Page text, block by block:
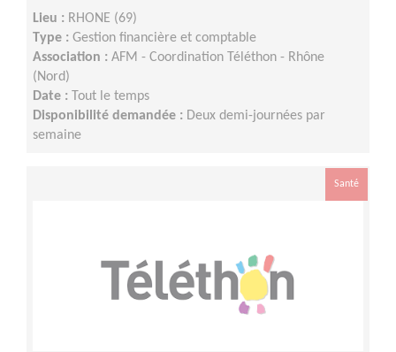
Lieu : RHONE (69)
Type : Gestion financière et comptable
Association : AFM - Coordination Téléthon - Rhône
(Nord)
Date :
Tout le temps
Disponibilité demandée : Deux demi-journées par
semaine
Santé